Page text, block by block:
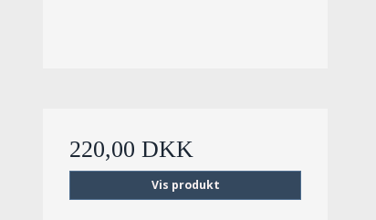
220,00 DKK
Vis produkt